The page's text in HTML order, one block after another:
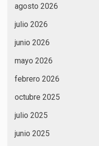
agosto 2026
julio 2026
junio 2026
mayo 2026
febrero 2026
octubre 2025
julio 2025
junio 2025